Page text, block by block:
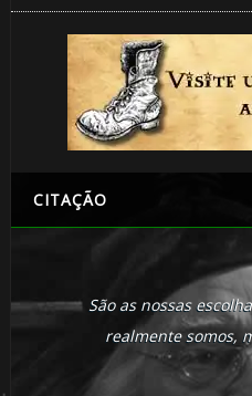
CITAÇÃO
São as nossas
realmente somos,